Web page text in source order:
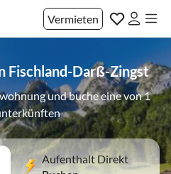
Vermieten
Fischland-Darß-Zingst
und buche eine von 1
Aufenthalt Direkt